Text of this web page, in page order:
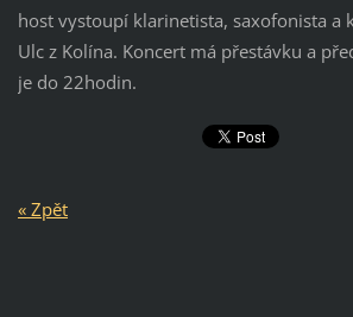
host vystoupí klarinetista, saxofonista a
Ulc z Kolína. Koncert má přestávku a
je do 22hodin.
« Zpět